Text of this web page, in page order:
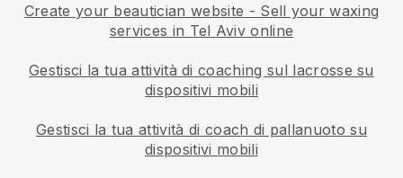
Create your beautician website - Sell your waxing
services in Tel Aviv online
Gestisci la tua attività di coaching sul lacrosse su
dispositivi mobili
Gestisci la tua attività di coach di pallanuoto su
dispositivi mobili